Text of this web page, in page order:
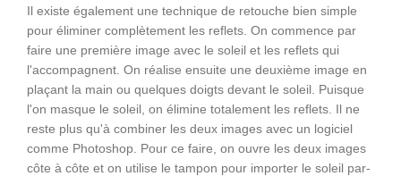
Il existe également une technique de retouche bien simple
pour éliminer complètement les reflets. On commence par
faire une première image avec le soleil et les reflets qui
l'accompagnent. On réalise ensuite une deuxième image en
plaçant la main ou quelques doigts devant le soleil. Puisque
l'on masque le soleil, on élimine totalement les reflets. Il ne
reste plus qu'à combiner les deux images avec un logiciel
comme Photoshop. Pour ce faire, on ouvre les deux images
côte à côte et on utilise le tampon pour importer le soleil par-